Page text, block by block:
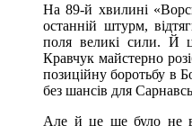
На 89-й хвилині
останній штурм,
поля великі сили. Й
Кравчук майстерно
позиційну боротьбу в
без шансів для
Але й це ще було не